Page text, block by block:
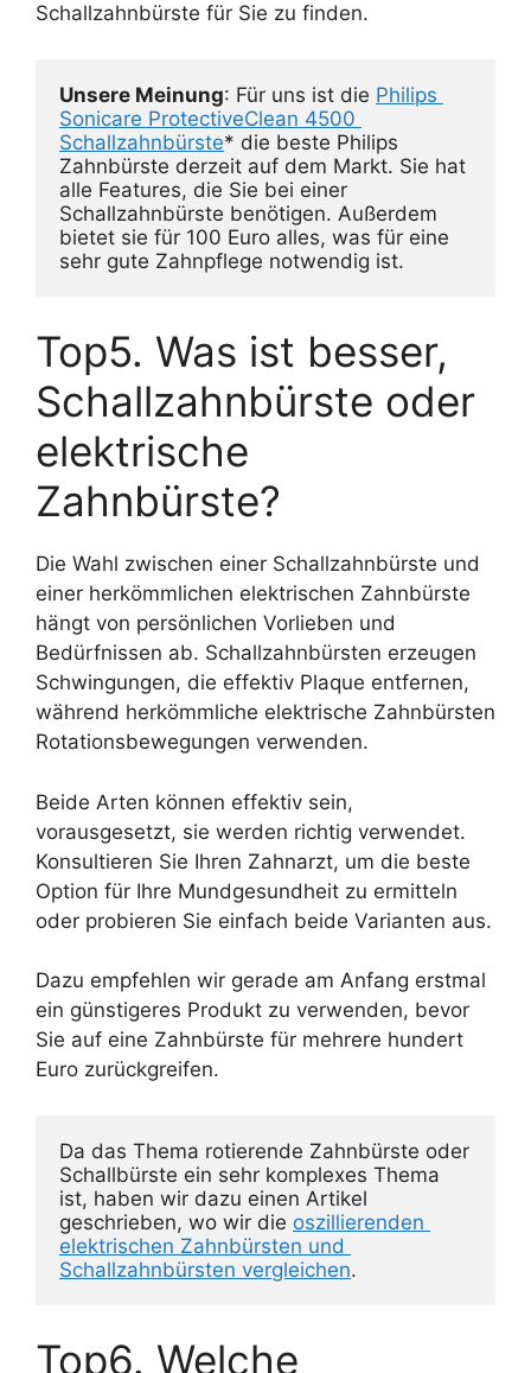
Schallzahnbürste für Sie zu finden.
Unsere Meinung: Für uns ist die Philips
Sonicare ProtectiveClean 4500
Schallzahnbürste* die beste Philips
Zahnbürste derzeit auf dem Markt. Sie hat
alle Features, die Sie bei einer
Schallzahnbürste benötigen. Außerdem
bietet sie für 100 Euro alles, was für eine
sehr gute Zahnpflege notwendig ist.
Top5. Was ist besser,
Schallzahnbürste oder
elektrische
Zahnbürste?
Die Wahl zwischen einer Schallzahnbürste und
einer herkömmlichen elektrischen Zahnbürste
hängt von persönlichen Vorlieben und
Bedürfnissen ab. Schallzahnbürsten erzeugen
Schwingungen, die effektiv Plaque entfernen,
während herkömmliche elektrische Zahnbürsten
Rotationsbewegungen verwenden.
Beide Arten können effektiv sein,
vorausgesetzt, sie werden richtig verwendet.
Konsultieren Sie Ihren Zahnarzt, um die beste
Option für Ihre Mundgesundheit zu ermitteln
oder probieren Sie einfach beide Varianten aus.
Dazu empfehlen wir gerade am Anfang erstmal
ein günstigeres Produkt zu verwenden, bevor
Sie auf eine Zahnbürste für mehrere hundert
Euro zurückgreifen.
Da das Thema rotierende Zahnbürste oder
Schallbürste ein sehr komplexes Thema
ist, haben wir dazu einen Artikel
geschrieben, wo wir die oszillierenden
elektrischen Zahnbürsten und
Schallzahnbürsten vergleichen.
Top6. Welche